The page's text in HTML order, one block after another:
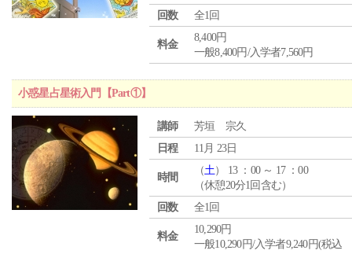
回数
全1回
料金
8,400円
一般8,400円/入学者7,560円
小惑星占星術入門【Part①】
講師
芳垣 宗久
日程
11月 23日
時間
（土） 13 ：00 ～ 17 ：00
（休憩20分1回含む）
回数
全1回
料金
10,290円
一般10,290円/入学者9,240円(税込